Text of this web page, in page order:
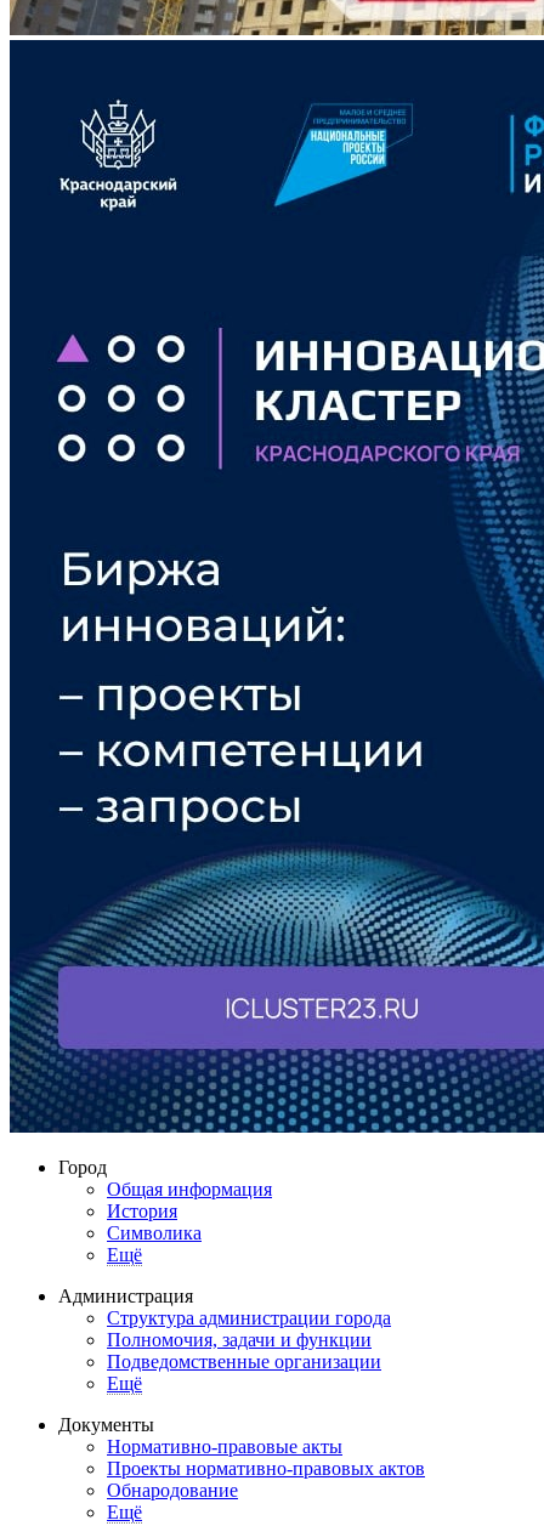
Город
Общая информация
История
Символика
Ещё
Администрация
Структура администрации города
Полномочия, задачи и функции
Подведомственные организации
Ещё
Документы
Нормативно-правовые акты
Проекты нормативно-правовых актов
Обнародование
Ещё